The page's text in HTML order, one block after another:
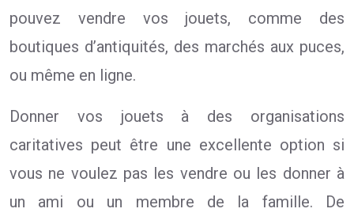
pouvez vendre vos jouets, comme des
boutiques d’antiquités, des marchés aux puces,
ou même en ligne.
Donner vos jouets à des organisations
caritatives peut être une excellente option si
vous ne voulez pas les vendre ou les donner à
un ami ou un membre de la famille. De